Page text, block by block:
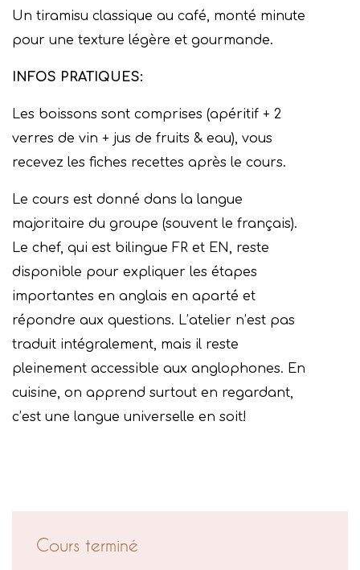
Un tiramisu classique au café, monté minute
pour une texture légère et gourmande.
INFOS PRATIQUES:
Les boissons sont comprises (apéritif + 2
verres de vin + jus de fruits & eau), vous
recevez les fiches recettes après le cours.
Le cours est donné dans la langue
majoritaire du groupe (souvent le français).
Le chef, qui est bilingue FR et EN, reste
disponible pour expliquer les étapes
importantes en anglais en aparté et
répondre aux questions. L’atelier n’est pas
traduit intégralement, mais il reste
pleinement accessible aux anglophones. En
cuisine, on apprend surtout en regardant,
c’est une langue universelle en soit!
Cours terminé